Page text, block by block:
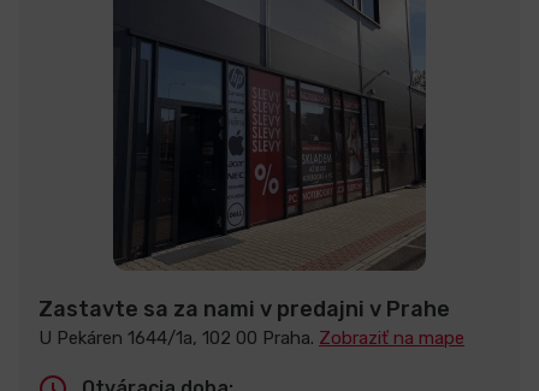
Zastavte sa za nami v predajni v Prahe
U Pekáren 1644/1a, 102 00 Praha. Zobraziť na mape